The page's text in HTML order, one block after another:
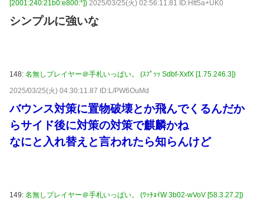
[2001:240:21b0:e800:*]) 2025/03/25(火) 02:56:11.81 ID:Htt5a+UK0
シンプルに強いな
148: 名無しプレイヤー＠手札いっぱい。 (ｽﾌﾟｯｯ Sdbf-XxfX [1.75.246.3])
2025/03/25(火) 04:30:11.87 ID:L/PW6OuMd
バウンス対策に置物破壊とか飛んでくるんだか
らサイド後に対策の対策で麒麟かね
なにと入れ替えと言われたら知らんけど
149: 名無しプレイヤー＠手札いっぱい。 (ﾜｯﾁｮｲW 3b02-wVoV [58.3.27.2])